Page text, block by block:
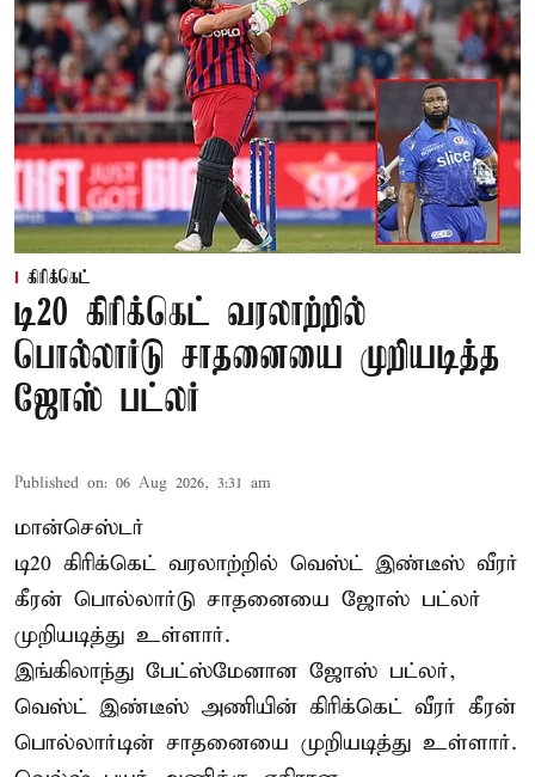
கிரிக்கெட்
டி20 கிரிக்கெட் வரலாற்றில்
பொல்லார்டு சாதனையை முறியடித்த
ஜோஸ் பட்லர்
Published on: 06 Aug 2026, 3:31 am
மான்செஸ்டர்
டி20 கிரிக்கெட் வரலாற்றில் வெஸ்ட் இண்டீஸ் வீரர்
கீரன் பொல்லார்டு சாதனையை ஜோஸ் பட்லர்
முறியடித்து உள்ளார்.
இங்கிலாந்து பேட்ஸ்மேனான ஜோஸ் பட்லர்,
வெஸ்ட் இண்டீஸ் அணியின் கிரிக்கெட் வீரர் கீரன்
பொல்லார்டின் சாதனையை முறியடித்து உள்ளார்.